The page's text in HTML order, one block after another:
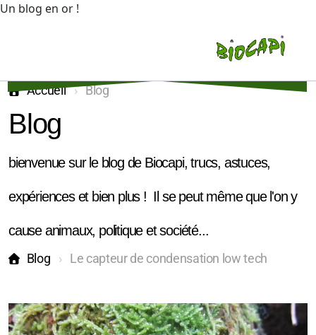
Un blog en or !
Accueil Blog
Blog
bienvenue sur le blog de Biocapi, trucs, astuces,
expériences et bien plus ! Il se peut même que l'on y
cause animaux, politique et société...
Blog Le capteur de condensation low tech
Vente
Bureau de conseil
Locations